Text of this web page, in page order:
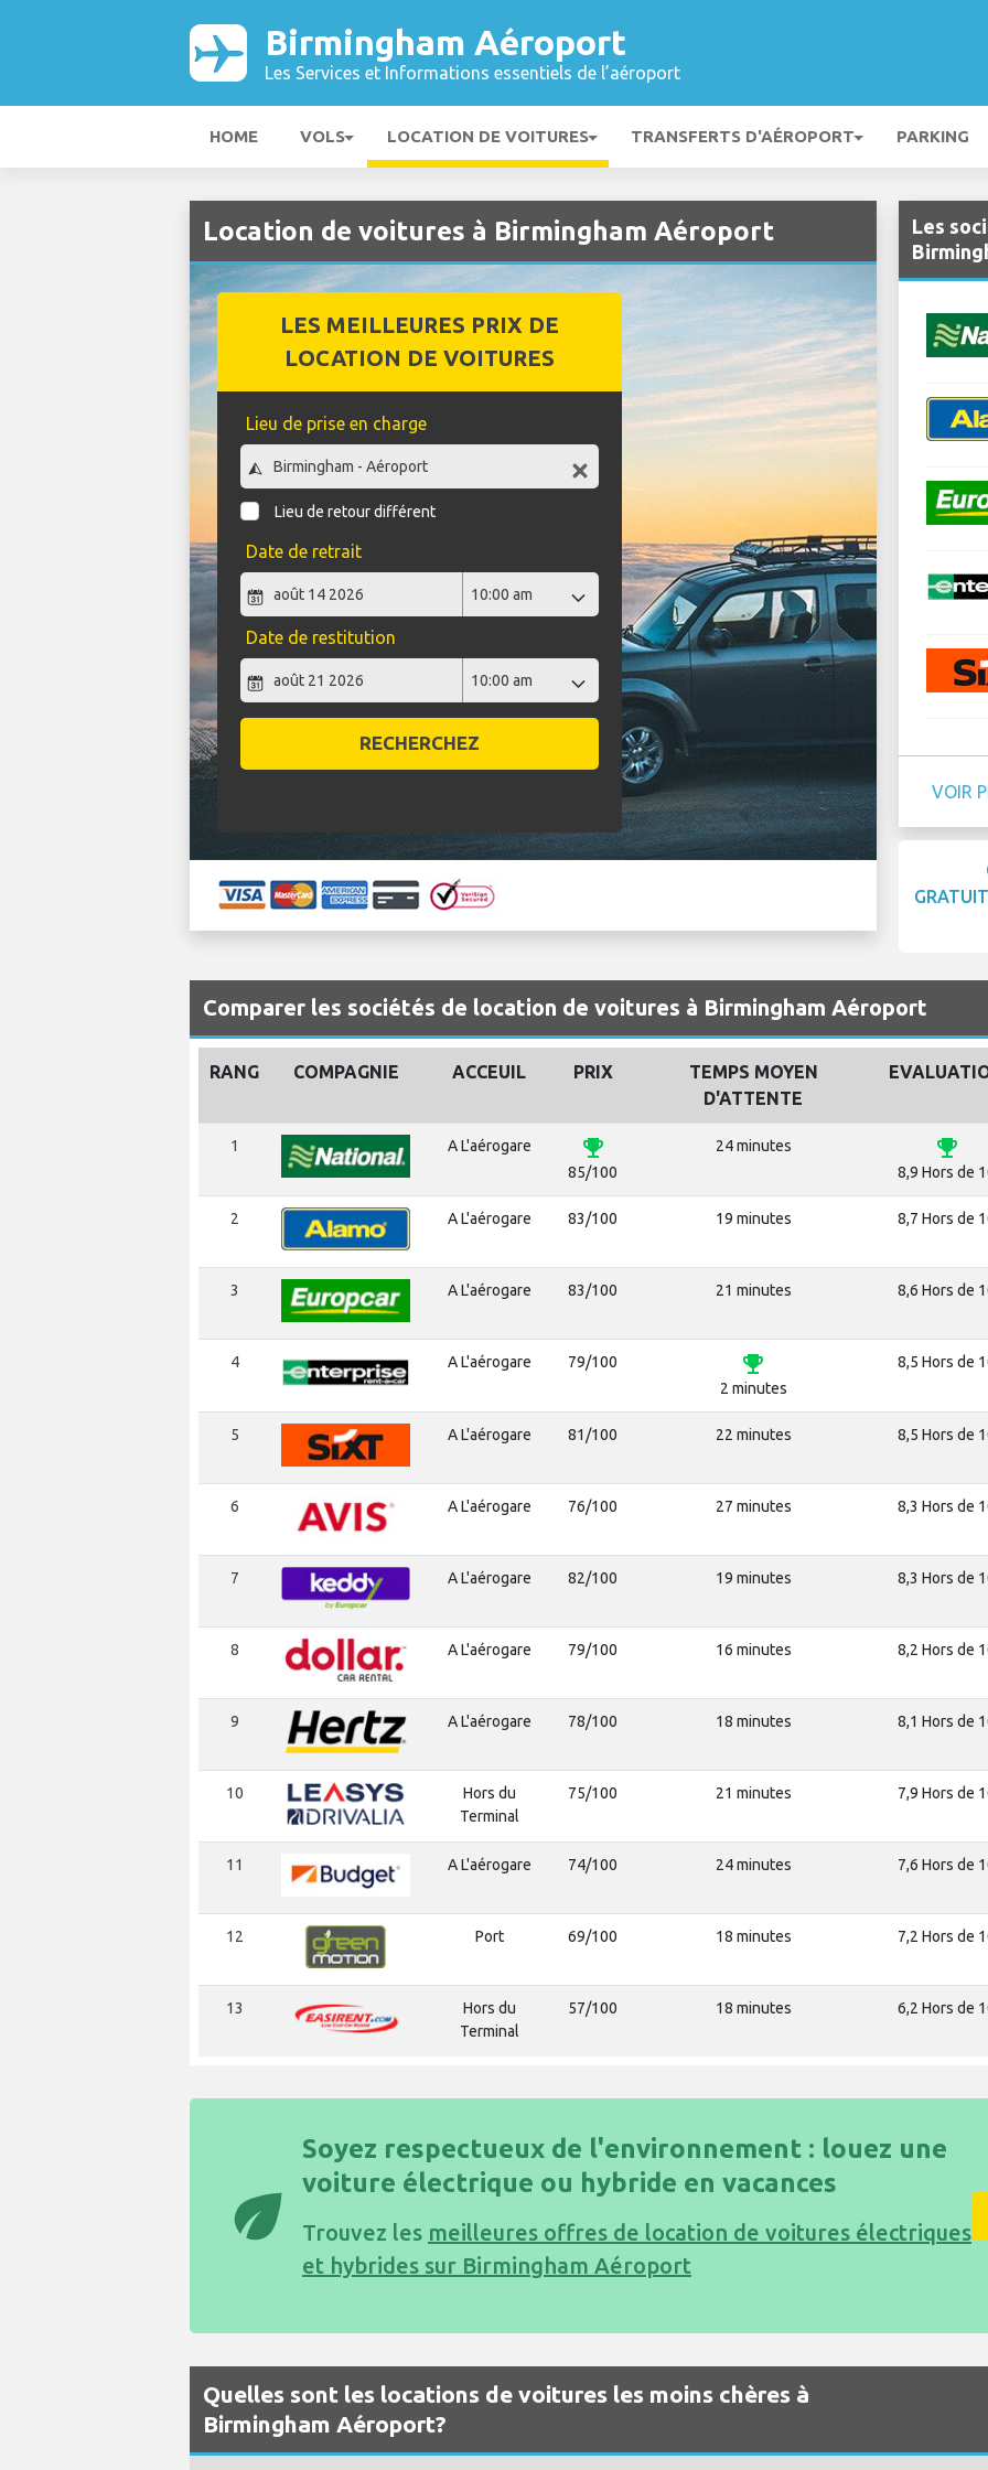
Birmingham Aéroport
Les Services et Informations essentiels de l’aéroport
HOME VOLS LOCATION DE VOITURES TRANSFERTS D'AÉROPORT PARKING
Location de voitures à Birmingham Aéroport
LES MEILLEURES PRIX DE
LOCATION DE VOITURES
Lieu de prise en charge
Lieu de retour différent
Date de retrait
Date de restitution
RECHERCHEZ
Les
VOIR
GRATUIT
Comparer les sociétés de location de voitures à Birmingham Aéroport
RANG COMPAGNIE ACCEUIL PRIX
TEMPS MOYEN
D'ATTENTE
1 A L'aérogare emoji_events
85/100
24 minutes emoji_events
8,9 Hors de
2 A L'aérogare 83/100 19 minutes 8,7 Hors de
3 A L'aérogare 83/100 21 minutes 8,6 Hors de
4 A L'aérogare 79/100 emoji_events
2 minutes
8,5 Hors de
5 A L'aérogare 81/100 22 minutes 8,5 Hors de
6 A L'aérogare 76/100 27 minutes 8,3 Hors de
7 A L'aérogare 82/100 19 minutes 8,3 Hors de
8 A L'aérogare 79/100 16 minutes 8,2 Hors de
9 A L'aérogare 78/100 18 minutes 8,1 Hors de
10
Hors du
Terminal
75/100 21 minutes 7,9 Hors de
11 A L'aérogare 74/100 24 minutes 7,6 Hors de
12 Port 69/100 18 minutes 7,2 Hors de
13
Hors du
Terminal
57/100 18 minutes 6,2 Hors de
eco
Soyez respectueux de l'environnement : louez une
voiture électrique ou hybride en vacances
Trouvez les meilleures offres de location de voitures électriques
et hybrides sur Birmingham Aéroport
Quelles sont les locations de voitures les moins chères à
Birmingham Aéroport?